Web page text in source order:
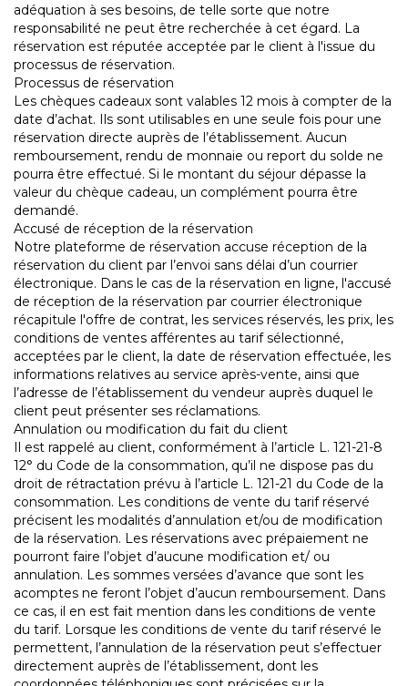
adéquation à ses besoins, de telle sorte que notre
responsabilité ne peut être recherchée à cet égard. La
réservation est réputée acceptée par le client à l'issue du
processus de réservation.
Processus de réservation
Les chèques cadeaux sont valables 12 mois à compter de la
date d’achat. Ils sont utilisables en une seule fois pour une
réservation directe auprès de l’établissement. Aucun
remboursement, rendu de monnaie ou report du solde ne
pourra être effectué. Si le montant du séjour dépasse la
valeur du chèque cadeau, un complément pourra être
demandé.
Accusé de réception de la réservation
Notre plateforme de réservation accuse réception de la
réservation du client par l’envoi sans délai d’un courrier
électronique. Dans le cas de la réservation en ligne, l'accusé
de réception de la réservation par courrier électronique
récapitule l'offre de contrat, les services réservés, les prix, les
conditions de ventes afférentes au tarif sélectionné,
acceptées par le client, la date de réservation effectuée, les
informations relatives au service après-vente, ainsi que
l’adresse de l’établissement du vendeur auprès duquel le
client peut présenter ses réclamations.
Annulation ou modification du fait du client
Il est rappelé au client, conformément à l’article L. 121-21-8
12° du Code de la consommation, qu’il ne dispose pas du
droit de rétractation prévu à l’article L. 121-21 du Code de la
consommation. Les conditions de vente du tarif réservé
précisent les modalités d’annulation et/ou de modification
de la réservation. Les réservations avec prépaiement ne
pourront faire l’objet d’aucune modification et/ ou
annulation. Les sommes versées d’avance que sont les
acomptes ne feront l’objet d’aucun remboursement. Dans
ce cas, il en est fait mention dans les conditions de vente
du tarif. Lorsque les conditions de vente du tarif réservé le
permettent, l’annulation de la réservation peut s’effectuer
directement auprès de l’établissement, dont les